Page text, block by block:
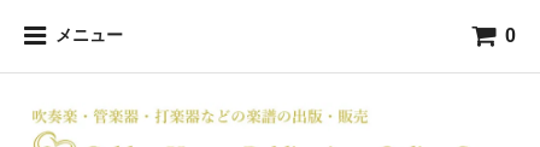
メニュー 0